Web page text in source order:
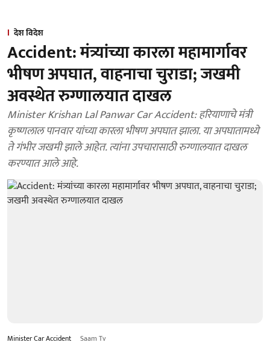
देश विदेश
Accident: मंत्र्यांच्या कारला महामार्गावर
भीषण अपघात, वाहनाचा चुराडा; जखमी
अवस्थेत रुग्णालयात दाखल
Minister Krishan Lal Panwar Car Accident: हरियाणाचे मंत्री
कृष्णलाल पानवार यांच्या कारला भीषण अपघात झाला. या अपघातामध्ये
ते गंभीर जखमी झाले आहेत. त्यांना उपचारासाठी रुग्णालयात दाखल
करण्यात आले आहे.
Minister Car Accident Saam Tv